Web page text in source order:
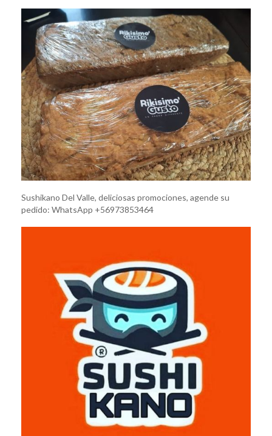
Sushikano Del Valle, deliciosas promociones, agende su
pedido: WhatsApp +56973853464